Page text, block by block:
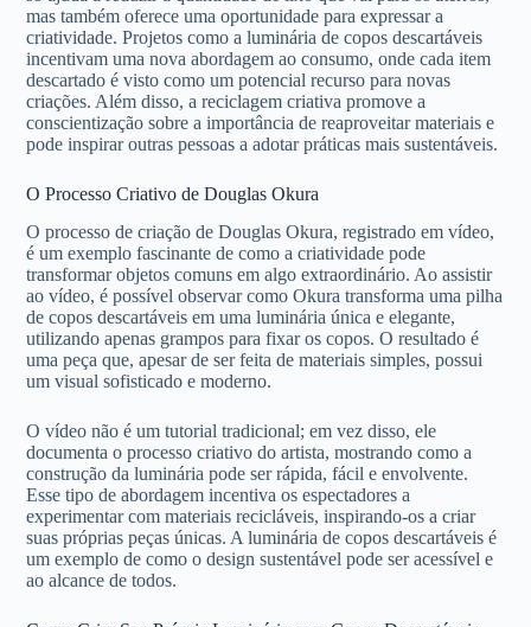
mas também oferece uma oportunidade para expressar a
criatividade. Projetos como a luminária de copos descartáveis
incentivam uma nova abordagem ao consumo, onde cada item
descartado é visto como um potencial recurso para novas
criações. Além disso, a reciclagem criativa promove a
conscientização sobre a importância de reaproveitar materiais e
pode inspirar outras pessoas a adotar práticas mais sustentáveis.
O Processo Criativo de Douglas Okura
O processo de criação de Douglas Okura, registrado em vídeo,
é um exemplo fascinante de como a criatividade pode
transformar objetos comuns em algo extraordinário. Ao assistir
ao vídeo, é possível observar como Okura transforma uma pilha
de copos descartáveis em uma luminária única e elegante,
utilizando apenas grampos para fixar os copos. O resultado é
uma peça que, apesar de ser feita de materiais simples, possui
um visual sofisticado e moderno.
O vídeo não é um tutorial tradicional; em vez disso, ele
documenta o processo criativo do artista, mostrando como a
construção da luminária pode ser rápida, fácil e envolvente.
Esse tipo de abordagem incentiva os espectadores a
experimentar com materiais recicláveis, inspirando-os a criar
suas próprias peças únicas. A luminária de copos descartáveis é
um exemplo de como o design sustentável pode ser acessível e
ao alcance de todos.